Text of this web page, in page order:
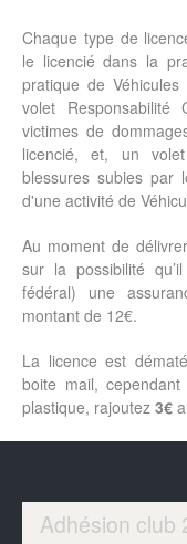
Chaque type de
le licencié dans la
pratique de
volet
victimes de
licencié, et, un
blessures subies par
d'une activité de
Au moment de
sur la possibilité
fédéral) une
montant de 12€.
La licence est
boite mail,
plastique, rajoutez 3€
Adhésion club